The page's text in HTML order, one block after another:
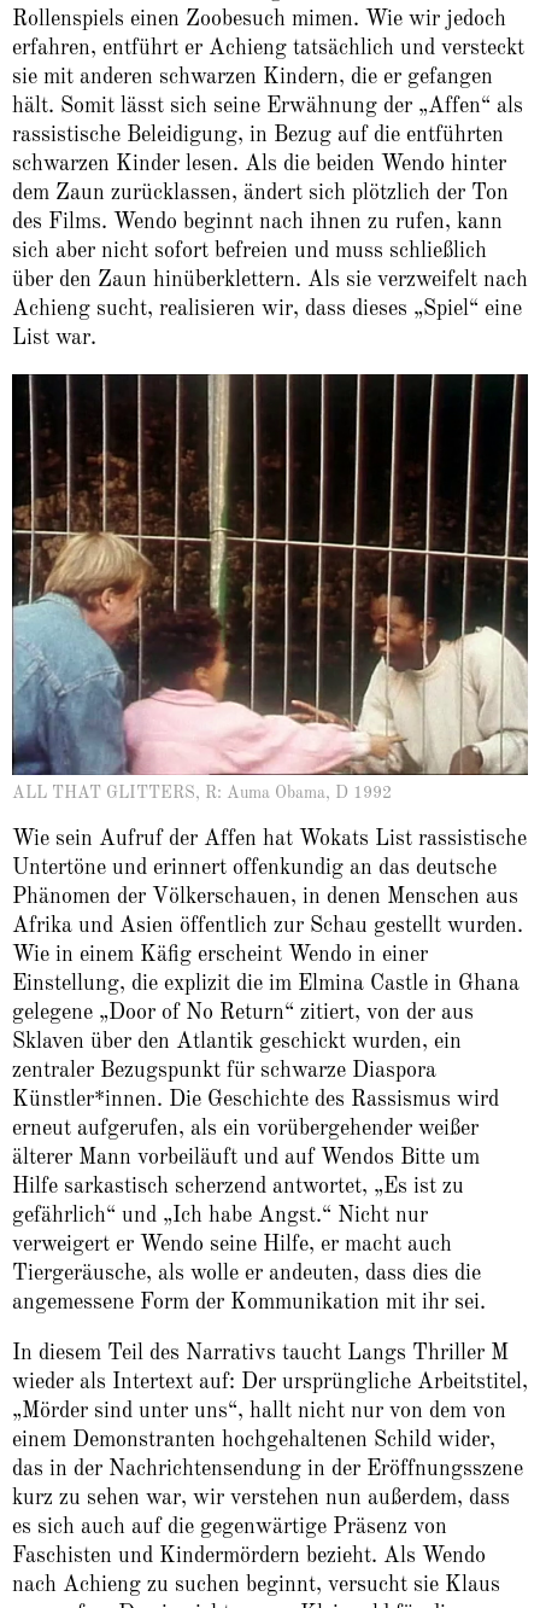
Rollenspiels einen Zoobesuch mimen. Wie wir jedoch
erfahren, entführt er Achieng tatsächlich und versteckt
sie mit anderen schwarzen Kindern, die er gefangen
hält. Somit lässt sich seine Erwähnung der „Affen“ als
rassistische Beleidigung, in Bezug auf die entführten
schwarzen Kinder lesen. Als die beiden Wendo hinter
dem Zaun zurücklassen, ändert sich plötzlich der Ton
des Films. Wendo beginnt nach ihnen zu rufen, kann
sich aber nicht sofort befreien und muss schließlich
über den Zaun hinüberklettern. Als sie verzweifelt nach
Achieng sucht, realisieren wir, dass dieses „Spiel“ eine
List war.
ALL THAT GLITTERS, R: Auma Obama, D 1992
Wie sein Aufruf der Affen hat Wokats List rassistische
Untertöne und erinnert offenkundig an das deutsche
Phänomen der Völkerschauen, in denen Menschen aus
Afrika und Asien öffentlich zur Schau gestellt wurden.
Wie in einem Käfig erscheint Wendo in einer
Einstellung, die explizit die im Elmina Castle in Ghana
gelegene „Door of No Return“ zitiert, von der aus
Sklaven über den Atlantik geschickt wurden, ein
zentraler Bezugspunkt für schwarze Diaspora
Künstler*innen. Die Geschichte des Rassismus wird
erneut aufgerufen, als ein vorübergehender weißer
älterer Mann vorbeiläuft und auf Wendos Bitte um
Hilfe sarkastisch scherzend antwortet, „Es ist zu
gefährlich“ und „Ich habe Angst.“ Nicht nur
verweigert er Wendo seine Hilfe, er macht auch
Tiergeräusche, als wolle er andeuten, dass dies die
angemessene Form der Kommunikation mit ihr sei.
In diesem Teil des Narrativs taucht Langs Thriller M
wieder als Intertext auf: Der ursprüngliche Arbeitstitel,
„Mörder sind unter uns“, hallt nicht nur von dem von
einem Demonstranten hochgehaltenen Schild wider,
das in der Nachrichtensendung in der Eröffnungsszene
kurz zu sehen war, wir verstehen nun außerdem, dass
es sich auch auf die gegenwärtige Präsenz von
Faschisten und Kindermördern bezieht. Als Wendo
nach Achieng zu suchen beginnt, versucht sie Klaus